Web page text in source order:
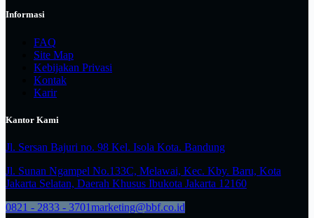
Informasi
FAQ
Site Map
Kebijakan Privasi
Kontak
Karir
Kantor Kami
Jl. Sersan Bajuri no. 98 Kel. Isola Kota. Bandung
Jl. Sunan Ngampel No.133C, Melawai, Kec. Kby. Baru, Kota
Jakarta Selatan, Daerah Khusus Ibukota Jakarta 12160
0821 - 2833 - 3701marketing@bbf.co.id